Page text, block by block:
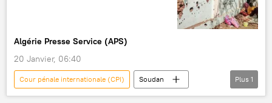
Algérie Presse Service (APS)
20 Janvier, 06:40
Cour pénale internationale (CPI)
Soudan
Afrique
Plus 1